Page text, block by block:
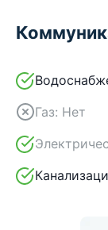
Газ: Нет